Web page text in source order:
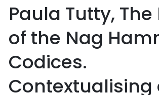
Paula Tutty,
of the Nag
Codices.
Contextualising